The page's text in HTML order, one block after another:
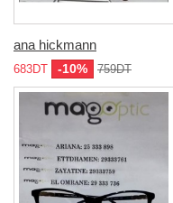
ana hickmann
683DT -10% 759DT